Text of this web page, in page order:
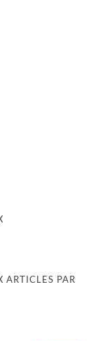
ARTICLES PAR